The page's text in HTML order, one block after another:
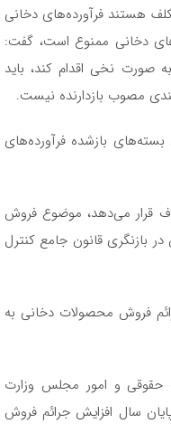
مکلف هستند فرآورده‌های دخانی
فرآورده‌های دخانی ممنوع است، گفت:
نخی اقدام کند، باید
مصوب بازدارنده نیست.
بازشده فرآورده‌های
قرار می‌دهد، موضوع فروش
بازنگری قانون جامع کنترل
۱۸ سال نیز گفت: متاسفانه جرائم فروش محصولات دخانی به
حقوقی و امور مجلس وزارت
سال افزایش جرائم فروش